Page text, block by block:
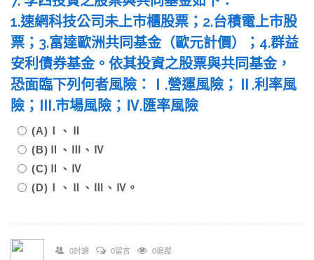
1.速網科技公司未上市櫃股票；2.台積電上市股
票；3.富達歐洲共同基金（歐元計價）；4.群益
安利債券基金。依其投資之股票與共同基金，
恐面臨下列何者風險：Ⅰ.營運風險；Ⅱ.利率風
險；Ⅲ.市場風險；Ⅳ.匯率風險
(A)Ⅰ、Ⅱ
(B)Ⅱ、Ⅲ、Ⅳ
(C)Ⅱ、Ⅳ
(D)Ⅰ、Ⅱ、Ⅲ、Ⅳ。
0討論 0留言 0追蹤